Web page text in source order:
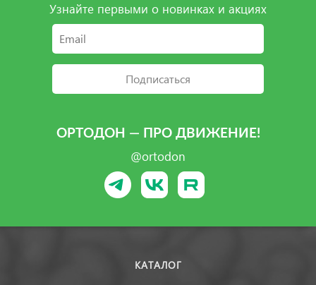
Узнайте первыми о новинках и акциях
Подписаться
ОРТОДОН — ПРО ДВИЖЕНИЕ!
@ortodon
КАТАЛОГ